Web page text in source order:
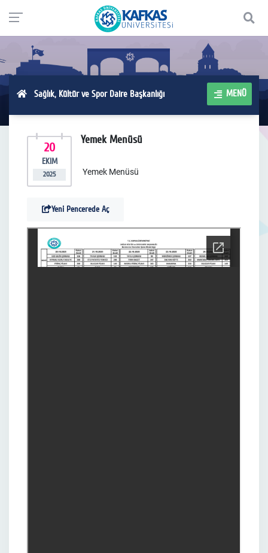
Sağlık, Kültür ve Spor Daire Başkanlığı MENÜ
20
EKIM
2025
Yemek Menüsü
Yemek Menüsü
Yeni Pencerede Aç